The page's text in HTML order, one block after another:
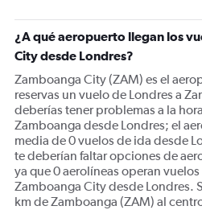
¿A qué aeropuerto llegan los
City desde Londres?
Zamboanga City (ZAM) es el
reservas un vuelo de Londres a
deberías tener problemas a la
Zamboanga desde Londres; el
media de 0 vuelos de ida desde
te deberían faltar opciones de
ya que 0 aerolíneas operan
Zamboanga City desde Londres.
km de Zamboanga (ZAM) al